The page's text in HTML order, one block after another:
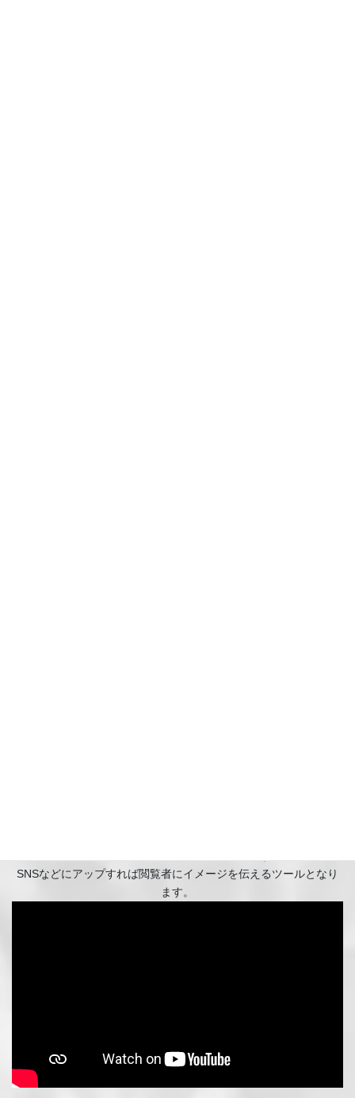
SNSなどにアップすれば閲覧者にイメージを伝えるツールとなり
ます。